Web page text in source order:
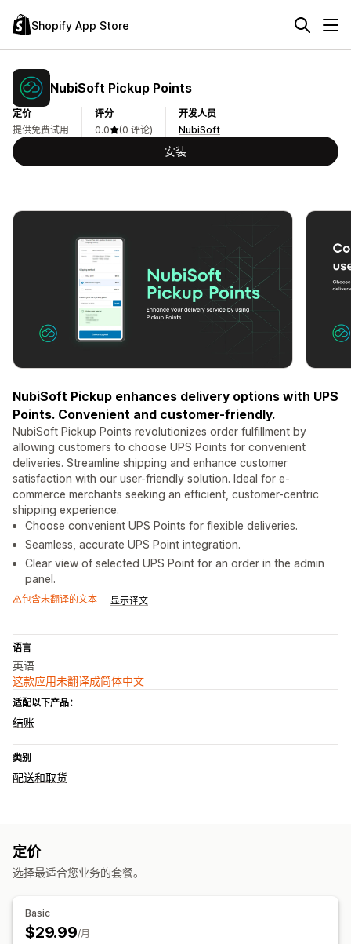
Shopify App Store
NubiSoft Pickup Points
定价
提供免费试用
评分
0.0
(0 评论)
开发人员
NubiSoft
安装
NubiSoft Pickup enhances delivery options with UPS
Points. Convenient and customer-friendly.
NubiSoft Pickup Points revolutionizes order fulfillment by
allowing customers to choose UPS Points for convenient
deliveries. Streamline shipping and enhance customer
satisfaction with our user-friendly solution. Ideal for e-
commerce merchants seeking an efficient, customer-centric
shipping experience.
Choose convenient UPS Points for flexible deliveries.
Seamless, accurate UPS Point integration.
Clear view of selected UPS Point for an order in the admin
panel.
包含未翻译的文本 显示译文
语言
英语
这款应用未翻译成简体中文
适配以下产品：
结账
类别
配送和取货
定价
选择最适合您业务的套餐。
Basic
$29.99/月